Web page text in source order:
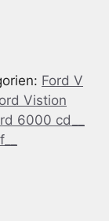
Ford V
Vistion
6000 cd__